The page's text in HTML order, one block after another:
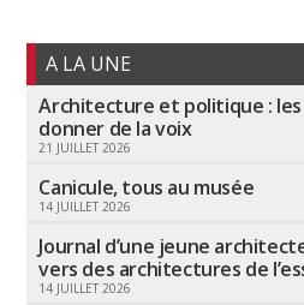
A LA UNE
Architecture et politique :
donner de la voix
21 JUILLET 2026
Canicule, tous au musée
14 JUILLET 2026
Journal d’une jeune
vers des architectures de
14 JUILLET 2026